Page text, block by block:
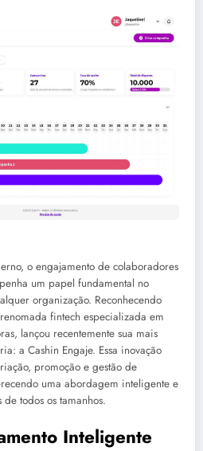
o engajamento de colaboradores
um papel fundamental no
organização. Reconhecendo
fintech especializada em
lançou recentemente sua mais
a Cashin Engaje. Essa inovação
promoção e gestão de
uma abordagem inteligente e
todos os tamanhos.
Inteligente